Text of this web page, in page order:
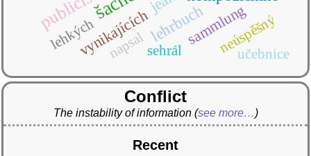
lehrbuchsammlung
vynikajících
lehkých napsal neúspěšný
sehrál učebnice
Conflict
The instability of information (see more…)
Recent